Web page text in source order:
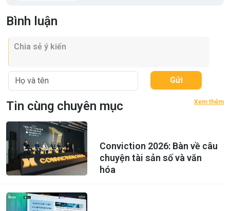
Bình luận
Gửi
Tin cùng chuyên mục Xem thêm
Conviction 2026: Bàn về câu
chuyện tài sản số và văn
hóa